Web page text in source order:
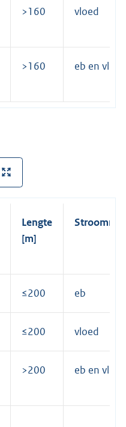
>160 vloed
>160 eb en vloed
Lengte
[m]
≤200 eb
≤200 vloed
>200 eb en vloed